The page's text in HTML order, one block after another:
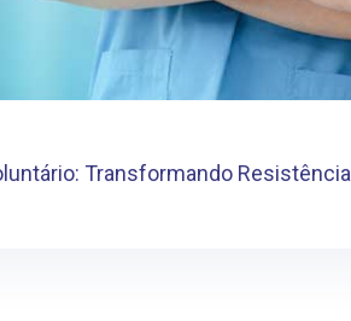
Transformando Resistência